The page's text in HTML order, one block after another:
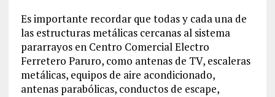
Es importante recordar que todas y cada una de
las estructuras metálicas cercanas al sistema
pararrayos en Centro Comercial Electro
Ferretero Paruro, como antenas de TV, escaleras
metálicas, equipos de aire acondicionado,
antenas parabólicas, conductos de escape,